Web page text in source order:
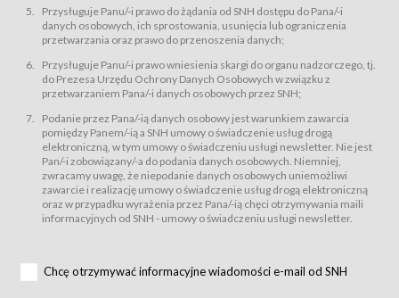
usługę zawierania na odległość umów nabycia Karnetów i Biletów,
usługę zawierania na odległość umów sprzedaży w Sklepie.
dnia 18 lipca 2002 r. o świadczeniu usług drogą elektroniczną (Dz.U. z 2002
r., Nr 144, poz. 1204, z późń. zm.). Usługi świadczone są nieodpłatnie.
Na zasadach określonych w Regulaminie dostęp do Serwisu jest otwarty dla
Usługobiorca przed rozpoczęciem korzystania z Serwisu jest zobowiązany
zapoznać się z Regulaminem. Założenie konta w Serwisie oraz zamówienie
usługi newsletter za pośrednictwem przeznaczonego do tego formularza
zamieszczonego na stronach Serwisu dostępnych dla wszystkich
Usługobiorców wymaga akceptacji postanowień Regulaminu.
Usługobiorca zobowiązany jest do przestrzegania postanowień Regulaminu
od chwili rozpoczęcia korzystania z Serwisu.
Regulamin jest udostępniony Usługobiorcom nieodpłatnie za
Warunki techniczne korzystania z Usług
Przysługuje Panu/-i prawo do żądania od SNH dostępu do Pana/-i
danych osobowych, ich sprostowania, usunięcia lub ograniczenia
przetwarzania oraz prawo do przenoszenia danych;
Przysługuje Panu/-i prawo wniesienia skargi do organu nadzorczego, tj.
do Prezesa Urzędu Ochrony Danych Osobowych w związku z
przetwarzaniem Pana/-i danych osobowych przez SNH;
Podanie przez Pana/-ią danych osobowy jest warunkiem zawarcia
pomiędzy Panem/-ią a SNH umowy o świadczenie usług drogą
elektroniczną, w tym umowy o świadczeniu usługi newsletter. Nie jest
Pan/-i zobowiązany/-a do podania danych osobowych. Niemniej,
zwracamy uwagę, że niepodanie danych osobowych uniemożliwi
zawarcie i realizację umowy o świadczenie usług drogą elektroniczną
oraz w przypadku wyrażenia przez Pana/-ią chęci otrzymywania maili
informacyjnych od SNH - umowy o świadczeniu usługi newsletter.
Chcę otrzymywać informacyjne wiadomości e-mail od SNH